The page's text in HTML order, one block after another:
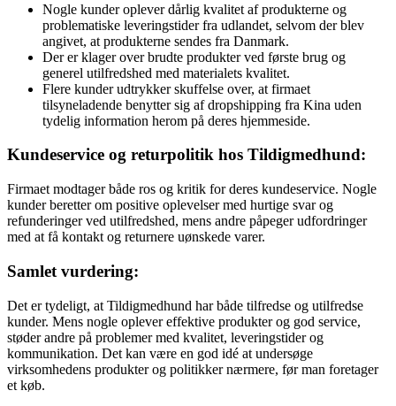
Nogle kunder oplever dårlig kvalitet af produkterne og
problematiske leveringstider fra udlandet, selvom der blev
angivet, at produkterne sendes fra Danmark.
Der er klager over brudte produkter ved første brug og
generel utilfredshed med materialets kvalitet.
Flere kunder udtrykker skuffelse over, at firmaet
tilsyneladende benytter sig af dropshipping fra Kina uden
tydelig information herom på deres hjemmeside.
Kundeservice og returpolitik hos Tildigmedhund:
Firmaet modtager både ros og kritik for deres kundeservice. Nogle
kunder beretter om positive oplevelser med hurtige svar og
refunderinger ved utilfredshed, mens andre påpeger udfordringer
med at få kontakt og returnere uønskede varer.
Samlet vurdering:
Det er tydeligt, at Tildigmedhund har både tilfredse og utilfredse
kunder. Mens nogle oplever effektive produkter og god service,
støder andre på problemer med kvalitet, leveringstider og
kommunikation. Det kan være en god idé at undersøge
virksomhedens produkter og politikker nærmere, før man foretager
et køb.